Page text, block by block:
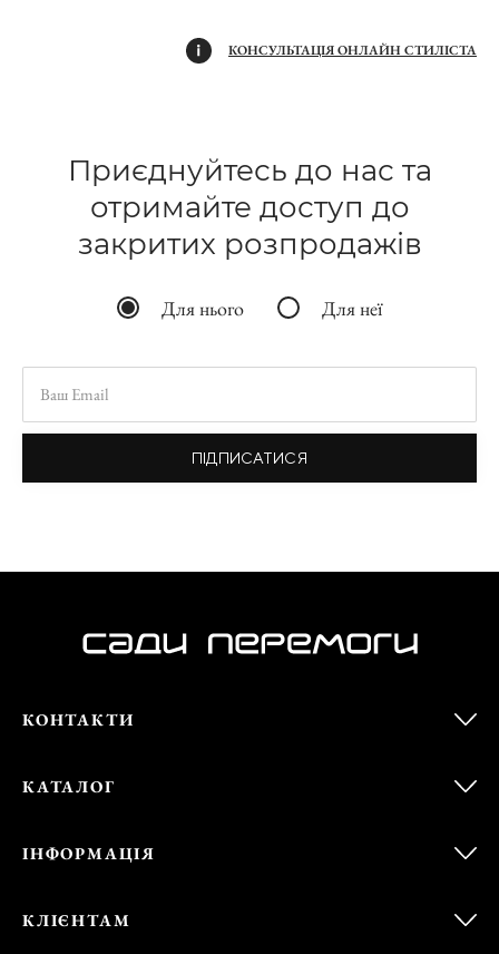
КОНСУЛЬТАЦІЯ ОНЛАЙН СТИЛІСТА
Приєднуйтесь до нас та
отримайте доступ до
закритих розпродажів
Для нього Для неї
ПІДПИСАТИСЯ
КОНТАКТИ
КАТАЛОГ
ІНФОРМАЦІЯ
КЛІЄНТАМ